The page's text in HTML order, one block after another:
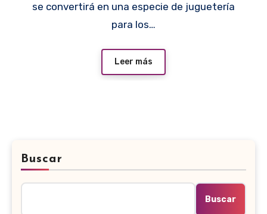
se convertirá en una especie de juguetería
para los…
Leer más
Buscar
Buscar